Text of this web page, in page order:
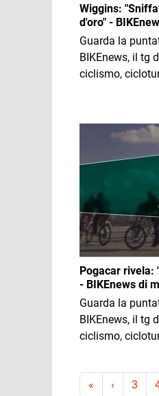
Wiggins:
d'oro" -
Guarda la
BIKEnews, il tg
ciclismo,
Immagine
Pogacar rivela:
- BIKEnews di
Guarda la
BIKEnews, il tg
ciclismo,
« Prima pagina
‹ Pagina
3